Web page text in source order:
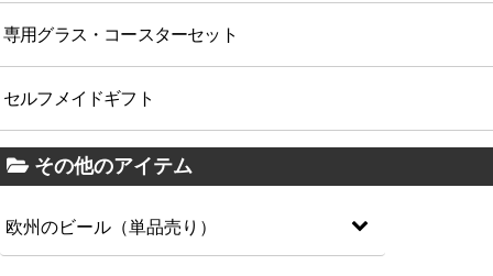
専用グラス・コースターセット
セルフメイドギフト
その他のアイテム
欧州のビール（単品売り）